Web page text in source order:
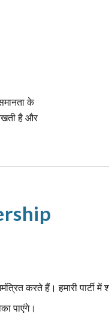
के
है और
करते हैं। हमारी पार्टी में
पाएंगे।